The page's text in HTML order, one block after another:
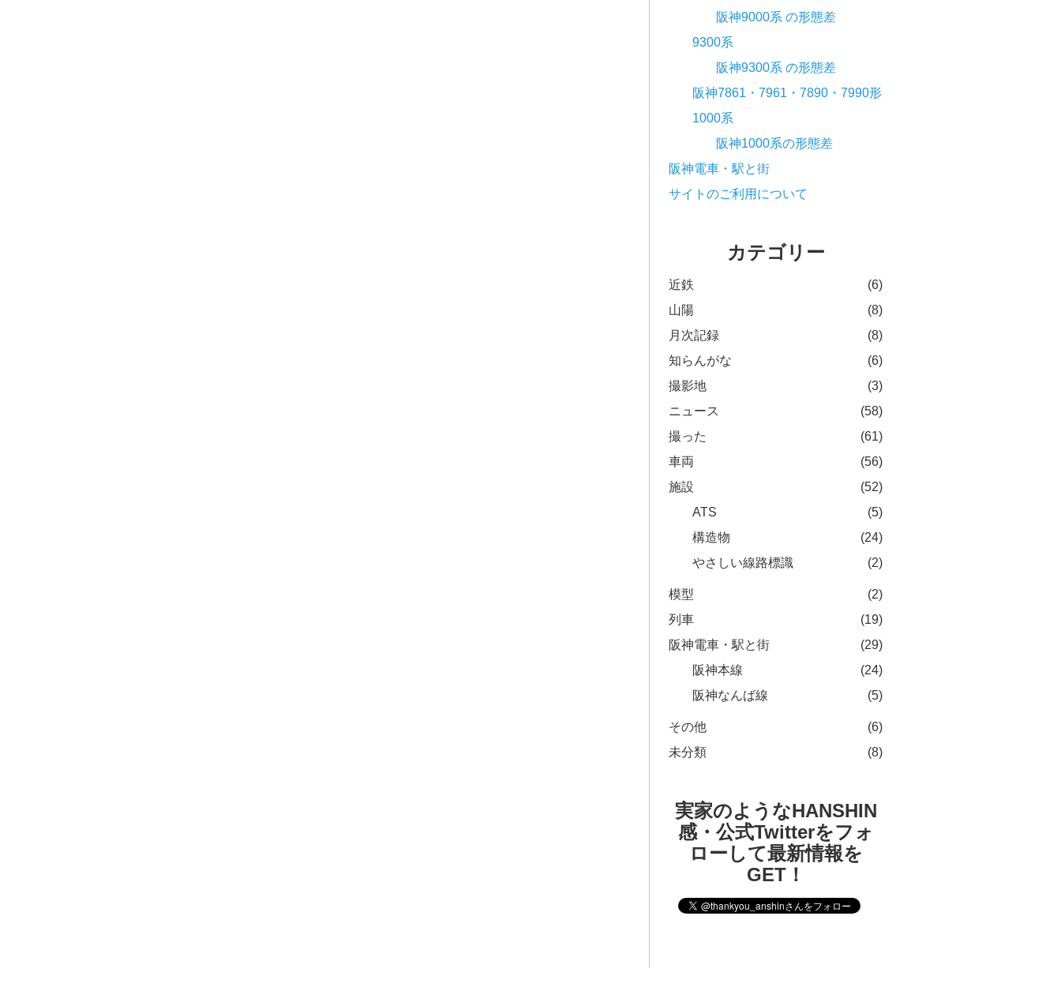
阪神9000系 の形態差
9300系
阪神9300系 の形態差
阪神7861・7961・7890・7990形
1000系
阪神1000系の形態差
阪神電車・駅と街
サイトのご利用について
カテゴリー
近鉄
(6)
山陽
(8)
月次記録
(8)
知らんがな
(6)
撮影地
(3)
ニュース
(58)
撮った
(61)
車両
(56)
施設
(52)
ATS
(5)
構造物
(24)
やさしい線路標識
(2)
模型
(2)
列車
(19)
阪神電車・駅と街
(29)
阪神本線
(24)
阪神なんば線
(5)
その他
(6)
未分類
(8)
実家のようなHANSHIN
感・公式Twitterをフォ
ローして最新情報を
GET！